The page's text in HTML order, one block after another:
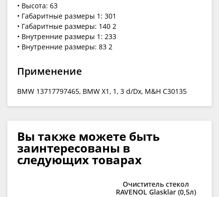
• Высота: 63
• Габаритные размеры 1: 301
• Габаритные размеры: 140 2
• Внутренние размеры 1: 233
• Внутренние размеры: 83 2
Применение
BMW 13717797465, BMW X1, 1, 3 d/Dx, M&H C30135
Вы также можете быть
заинтересованы в
следующих товарах
Очиститель стекол
RAVENOL Glasklar (0,5л)